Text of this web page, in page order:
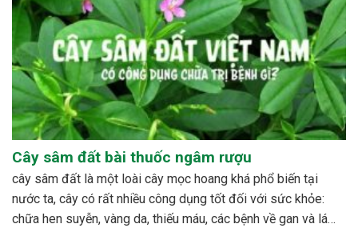
Cây sâm đất bài thuốc ngâm rượu
cây sâm đất là một loài cây mọc hoang khá phổ biến tại
nước ta, cây có rất nhiều công dụng tốt đối với sức khỏe:
chữa hen suyễn, vàng da, thiếu máu, các bệnh về gan và lá